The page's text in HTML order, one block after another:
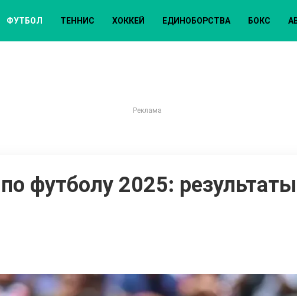
ФУТБОЛ ТЕННИС ХОККЕЙ ЕДИНОБОРСТВА БОКС
футболу 2025: результаты